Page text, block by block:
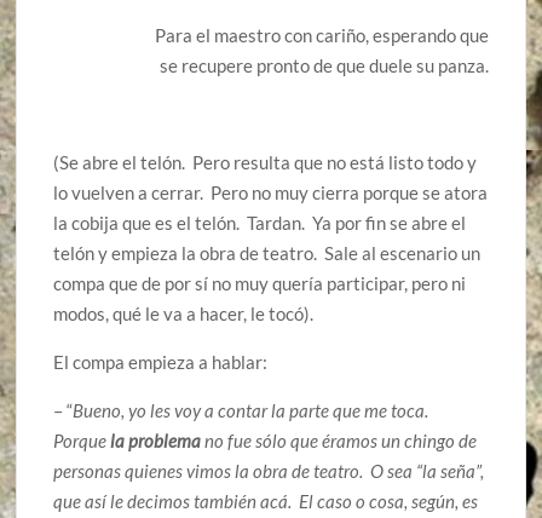
Para el maestro con cariño, esperando que
se recupere pronto de que duele su panza.
(Se abre el telón. Pero resulta que no está listo todo y
lo vuelven a cerrar. Pero no muy cierra porque se atora
la cobija que es el telón. Tardan. Ya por fin se abre el
telón y empieza la obra de teatro. Sale al escenario un
compa que de por sí no muy quería participar, pero ni
modos, qué le va a hacer, le tocó).
El compa empieza a hablar:
– “Bueno, yo les voy a contar la parte que me toca.
Porque la problemano fue sólo que éramos un chingo de
personas quienes vimos la obra de teatro. O sea “la seña”,
que así le decimos también acá. El caso o cosa, según, es